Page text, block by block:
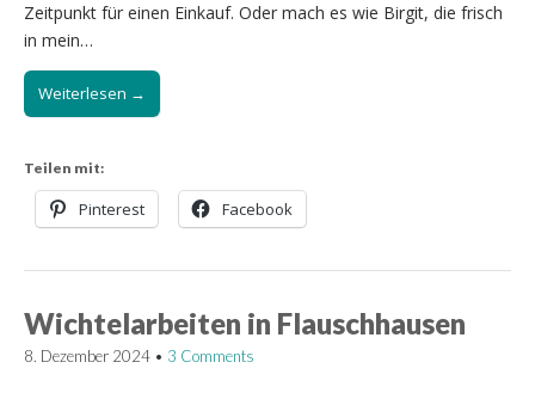
Zeitpunkt für einen Einkauf. Oder mach es wie Birgit, die frisch
in mein…
Weiterlesen →
Teilen mit:
Pinterest Facebook
Wichtelarbeiten in Flauschhausen
8. Dezember 2024 • 3 Comments